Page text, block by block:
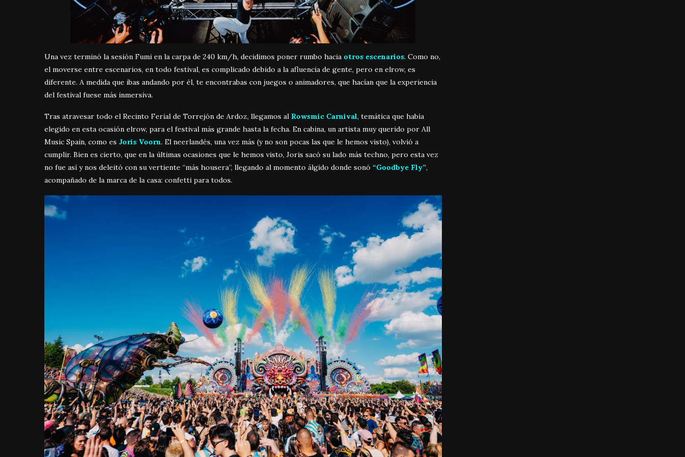
Una vez terminó la sesión Fumi en la carpa de 240 km/h, decidimos poner rumbo hacia otros escenarios. Como no,
el moverse entre escenarios, en todo festival, es complicado debido a la afluencia de gente, pero en elrow, es
diferente. A medida que ibas andando por él, te encontrabas con juegos o animadores, que hacían que la experiencia
del festival fuese más inmersiva.
Tras atravesar todo el Recinto Ferial de Torrejón de Ardoz, llegamos al Rowsmic Carnival, temática que había
elegido en esta ocasión elrow, para el festival más grande hasta la fecha. En cabina, un artista muy querido por All
Music Spain, como es Joris Voorn. El neerlandés, una vez más (y no son pocas las que le hemos visto), volvió a
cumplir. Bien es cierto, que en la últimas ocasiones que le hemos visto, Joris sacó su lado más techno, pero esta vez
no fue así y nos deleitó con su vertiente “más housera”, llegando al momento álgido donde sonó “Goodbye Fly”,
acompañado de la marca de la casa: confetti para todos.